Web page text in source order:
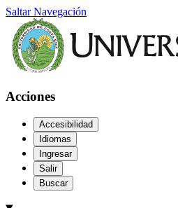
Saltar Navegación
Acciones
Accesibilidad
Idiomas
Ingresar
Salir
Buscar